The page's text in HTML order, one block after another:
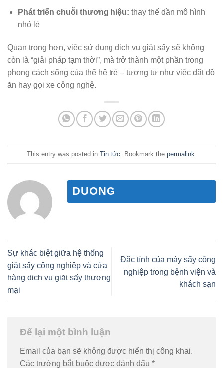
Phát triển chuỗi thương hiệu: thay thế dần mô hình
nhỏ lẻ
Quan trọng hơn, việc sử dụng dịch vụ giặt sấy sẽ không
còn là “giải pháp tạm thời”, mà trở thành một phần trong
phong cách sống của thế hệ trẻ – tương tự như việc đặt đồ
ăn hay gọi xe công nghệ.
This entry was posted in Tin tức. Bookmark the permalink.
DUONG
Sự khác biệt giữa hệ thống
giặt sấy công nghiệp và cửa
hàng dịch vụ giặt sấy thương
mại
Đặc tính của máy sấy công
nghiệp trong bệnh viện và
khách sạn
Để lại một bình luận
Email của bạn sẽ không được hiển thị công khai.
Các trường bắt buộc được đánh dấu *